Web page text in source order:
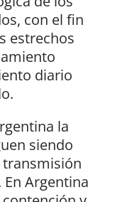
con el fin
estrechos
diario
la
siendo
Argentina